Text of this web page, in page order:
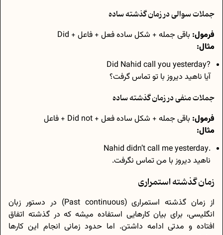
جملات سوالی در زمان گذشته ساده
فرمول: باقی جمله + شکل ساده فعل + فاعل + Did
مثال:
?Did Nahid call you yesterday
آیا ناهید دیروز با تو تماس گرفت؟
جملات منفی در زمان گذشته ساده
فرمول: باقی جمله + شکل ساده فعل + Did not + فاعل
مثال:
.Nahid didn’t call me yesterday
ناهید دیروز با من تماس نگرفت.
زمان گذشته استمراری
از زمان گذشته استمراری (Past continuous) در دستور زبان
انگلیسی، برای بیان کارهایی استفاده میشه که در گذشته اتفاق
افتاده و مدتی ادامه داشتن. اما حدود زمانی انجام این کارها